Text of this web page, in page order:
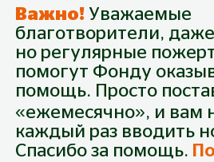
Пожертвование
Собрано0 Будьте первым!
Важно! Уважаемые
благотворители,
но регулярные
помогут Фонду
помощь. Просто
«ежемесячно», и вам
каждый раз вводить
Спасибо за помощь.